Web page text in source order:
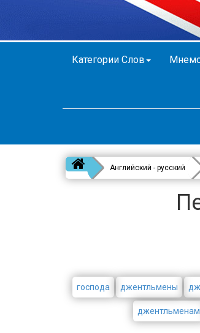
Категории Слов
Английский - русский
господа джентльмены
джентльменам